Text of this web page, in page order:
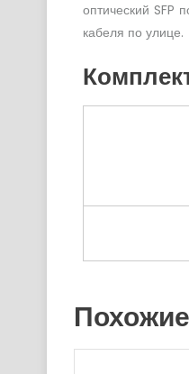
оптический SFP
кабеля по улице.